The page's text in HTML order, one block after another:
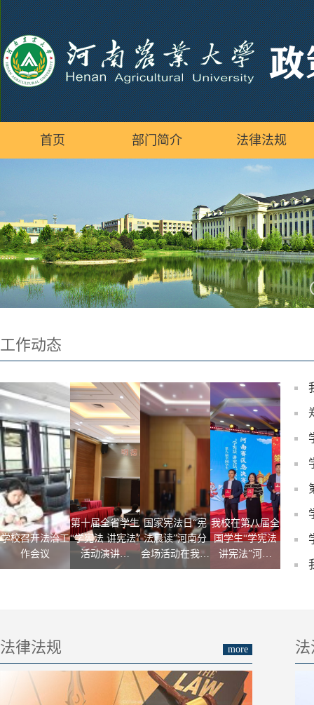
首页 部门简介 法律法规
工作动态
学校召开法治工
作会议
第十届全省学生
“学宪法 讲宪法”
活动演讲…
国家宪法日“宪
法晨读”河南分
会场活动在我…
我校在第八届全
国学生“学宪法
讲宪法”河…
法治
more
法律法规